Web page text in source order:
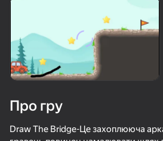
Поверніть
Гра працює тільки в
орієнтації
Про гру
Draw The Bridge-Це захоплююча